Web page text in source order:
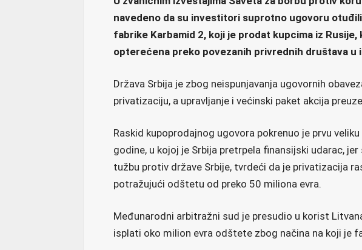
navedeno da su investitori suprotno ugovoru
fabrike Karbamid 2, koji je prodat kupcima iz
opterećena preko povezanih privrednih društava u
Država Srbija je zbog neispunjavanja ugovornih
privatizaciju, a upravljanje i većinski paket akcija
Raskid kupoprodajnog ugovora pokrenuo je prvu
godine, u kojoj je Srbija pretrpela finansijski udarac,
tužbu protiv države Srbije, tvrdeći da je privatizacija
potražujući odštetu od preko 50 miliona evra.
Međunarodni arbitražni sud je presudio u korist
isplati oko milion evra odštete zbog načina na koji je